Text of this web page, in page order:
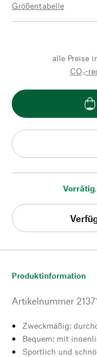
Größentabelle
alle Preise
CO₂-
Vorrätig,
Produktinformation
Artikelnummer
Zweckmäßig:
Bequem: mit
Sportlich und